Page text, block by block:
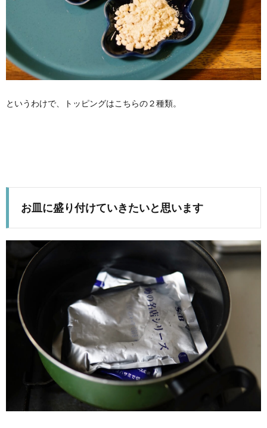
というわけで、トッピングはこちらの２種類。
お皿に盛り付けていきたいと思います